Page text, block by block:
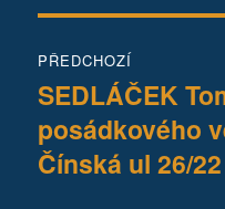
pro
příspěvek
PŘEDCHOZÍ
Předchozí
příspěvek:
SEDLÁČEK
posádkového
Čínská ul 26/